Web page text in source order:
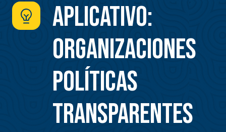
APLICATIVO:
Organizaciones
políticas
transparentes